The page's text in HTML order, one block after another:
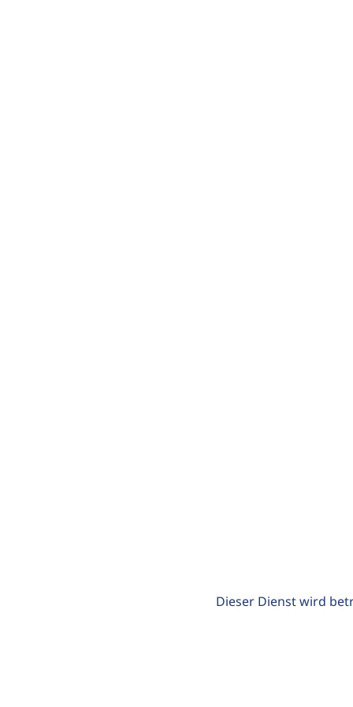
Dieser Dienst wird